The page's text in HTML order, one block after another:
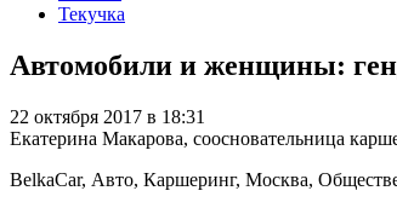
Текучка
Автомобили и женщины:
22 октября 2017 в 18:31
Екатерина Макарова, соосновательница
BelkaCar, Авто, Каршеринг, Москва,